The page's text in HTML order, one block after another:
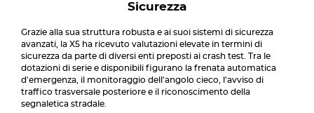
Sicurezza
Grazie alla sua struttura robusta e ai suoi sistemi di sicurezza
avanzati, la X5 ha ricevuto valutazioni elevate in termini di
sicurezza da parte di diversi enti preposti ai crash test. Tra le
dotazioni di serie e disponibili figurano la frenata automatica
d'emergenza, il monitoraggio dell'angolo cieco, l'avviso di
traffico trasversale posteriore e il riconoscimento della
segnaletica stradale.